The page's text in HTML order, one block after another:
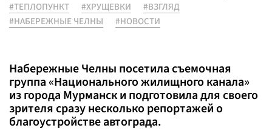
#ТЕПЛОПУНКТ
#ХРУЩЕВКИ
#ВЗГЛЯД
#НАБЕРЕЖНЫЕ ЧЕЛНЫ
#НОВОСТИ
Набережные Челны посетила съемочная
группа «Национального жилищного канала»
из города Мурманск и подготовила для своего
зрителя сразу несколько репортажей о
благоустройстве автограда.